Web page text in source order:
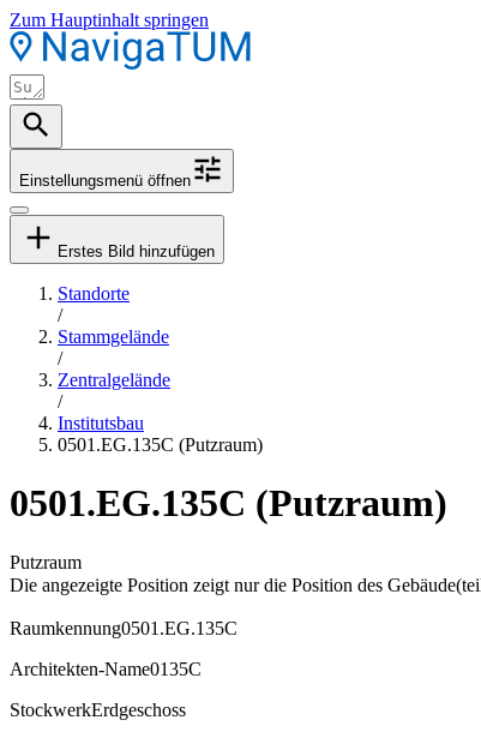
Zum Hauptinhalt springen
Einstellungsmenü öffnen
Erstes Bild hinzufügen
Standorte
/
Stammgelände
/
Zentralgelände
/
Institutsbau
0501.EG.135C (Putzraum)
0501.EG.135C (Putzraum)
Putzraum
Die angezeigte Position zeigt nur die Position des
Raumkennung0501.EG.135C
Architekten-Name0135C
StockwerkErdgeschoss